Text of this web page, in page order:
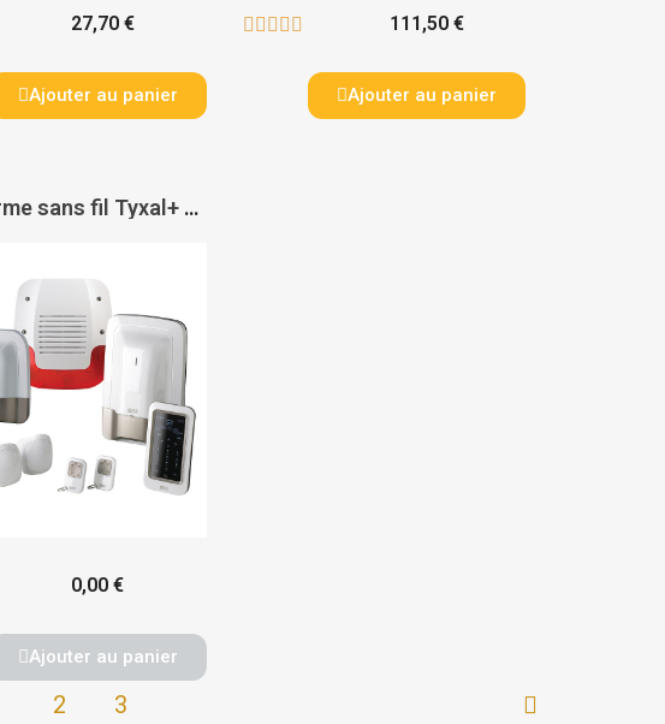
27,70 €
Ajouter au panier
     111,50 €
Ajouter au panier
Pack alarme sans fil Tyxal+ vidéo - DELTA DORE
0,00 €
Ajouter au panier
2 3